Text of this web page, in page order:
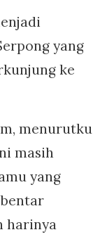
yang
ke
menurutku
masih
yang
harinya